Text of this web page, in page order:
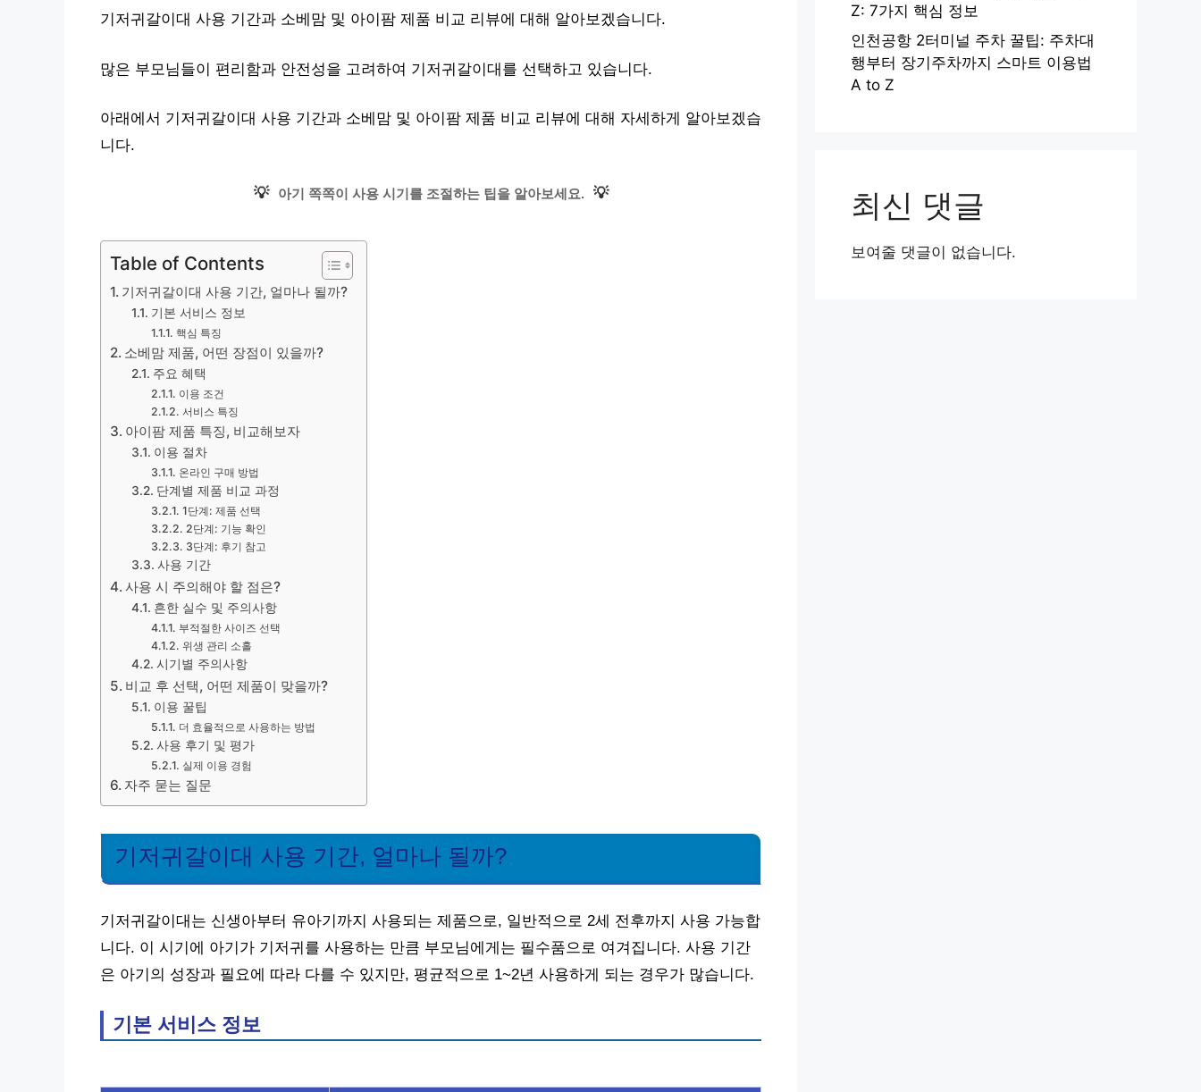
기저귀갈이대 사용 기간과 소베맘 및 아이팜 제품 비교 리뷰에 대해 알아보겠습니다.
많은 부모님들이 편리함과 안전성을 고려하여 기저귀갈이대를 선택하고 있습니다.
아래에서 기저귀갈이대 사용 기간과 소베맘 및 아이팜 제품 비교 리뷰에 대해 자세하게 알아보겠습
니다.
💡 아기 쪽쪽이 사용 시기를 조절하는 팁을 알아보세요. 💡
Table of Contents
기저귀갈이대 사용 기간, 얼마나 될까?
기본 서비스 정보
핵심 특징
소베맘 제품, 어떤 장점이 있을까?
주요 혜택
이용 조건
서비스 특징
아이팜 제품 특징, 비교해보자
이용 절차
온라인 구매 방법
단계별 제품 비교 과정
1단계: 제품 선택
2단계: 기능 확인
3단계: 후기 참고
사용 기간
사용 시 주의해야 할 점은?
흔한 실수 및 주의사항
부적절한 사이즈 선택
위생 관리 소홀
시기별 주의사항
비교 후 선택, 어떤 제품이 맞을까?
이용 꿀팁
더 효율적으로 사용하는 방법
사용 후기 및 평가
실제 이용 경험
자주 묻는 질문
기저귀갈이대 사용 기간, 얼마나 될까?
기저귀갈이대는 신생아부터 유아기까지 사용되는 제품으로, 일반적으로 2세 전후까지 사용 가능합
니다. 이 시기에 아기가 기저귀를 사용하는 만큼 부모님에게는 필수품으로 여겨집니다. 사용 기간
은 아기의 성장과 필요에 따라 다를 수 있지만, 평균적으로 1~2년 사용하게 되는 경우가 많습니다.
기본 서비스 정보
Z: 7가지 핵심 정보
인천공항 2터미널 주차 꿀팁: 주차대
행부터 장기주차까지 스마트 이용법
A to Z
최신 댓글
보여줄 댓글이 없습니다.